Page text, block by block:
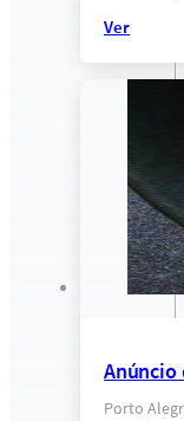
Ver
Anúncio
Porto